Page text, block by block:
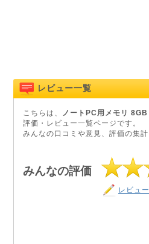
レビュー一覧
こちらは、
ノートPC用メモリ
評価・レビュー一覧ページです。
みんなの口コミや意見、評価の集計
みんなの評価
レビュ